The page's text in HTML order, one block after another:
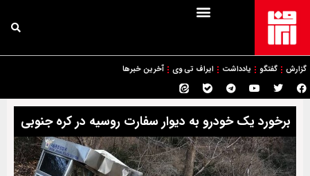
گزارش گفتگو یادداشت ایراف تی وی آخرین خبرها
برخورد یک خودرو به دیوار سفارت روسیه در کره جنوبی